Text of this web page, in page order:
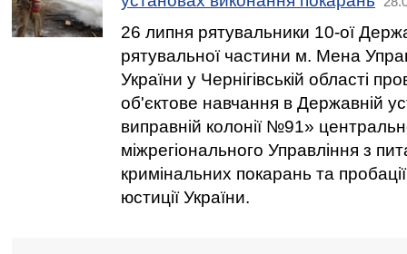
26 липня рятувальники 10-ої
рятувальної частини м. Мена
України у Чернігівській області
об'єктове навчання в Державній
виправній колонії №91»
міжрегіонального Управління з
кримінальних покарань та
юстиції України.